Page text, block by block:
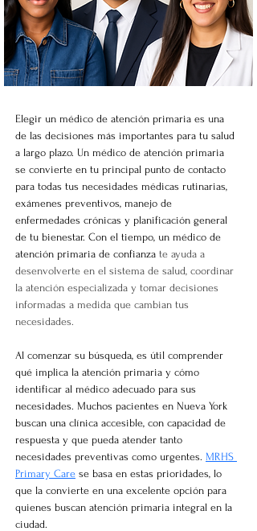
Elegir un médico de atención primaria es una
de las decisiones más importantes para tu salud
a largo plazo. Un médico de atención primaria
se convierte en tu principal punto de contacto
para todas tus necesidades médicas rutinarias,
exámenes preventivos, manejo de
enfermedades crónicas y planificación general
de tu bienestar. Con el tiempo, un médico de
atención primaria de confianza te ayuda a
desenvolverte en el sistema de salud, coordinar
la atención especializada y tomar decisiones
informadas a medida que cambian tus
necesidades.
Al comenzar su búsqueda, es útil comprender
qué implica la atención primaria y cómo
identificar al médico adecuado para sus
necesidades. Muchos pacientes en Nueva York
buscan una clínica accesible, con capacidad de
respuesta y que pueda atender tanto
necesidades preventivas como urgentes. MRHS
Primary Care se basa en estas prioridades, lo
que la convierte en una excelente opción para
quienes buscan atención primaria integral en la
ciudad.